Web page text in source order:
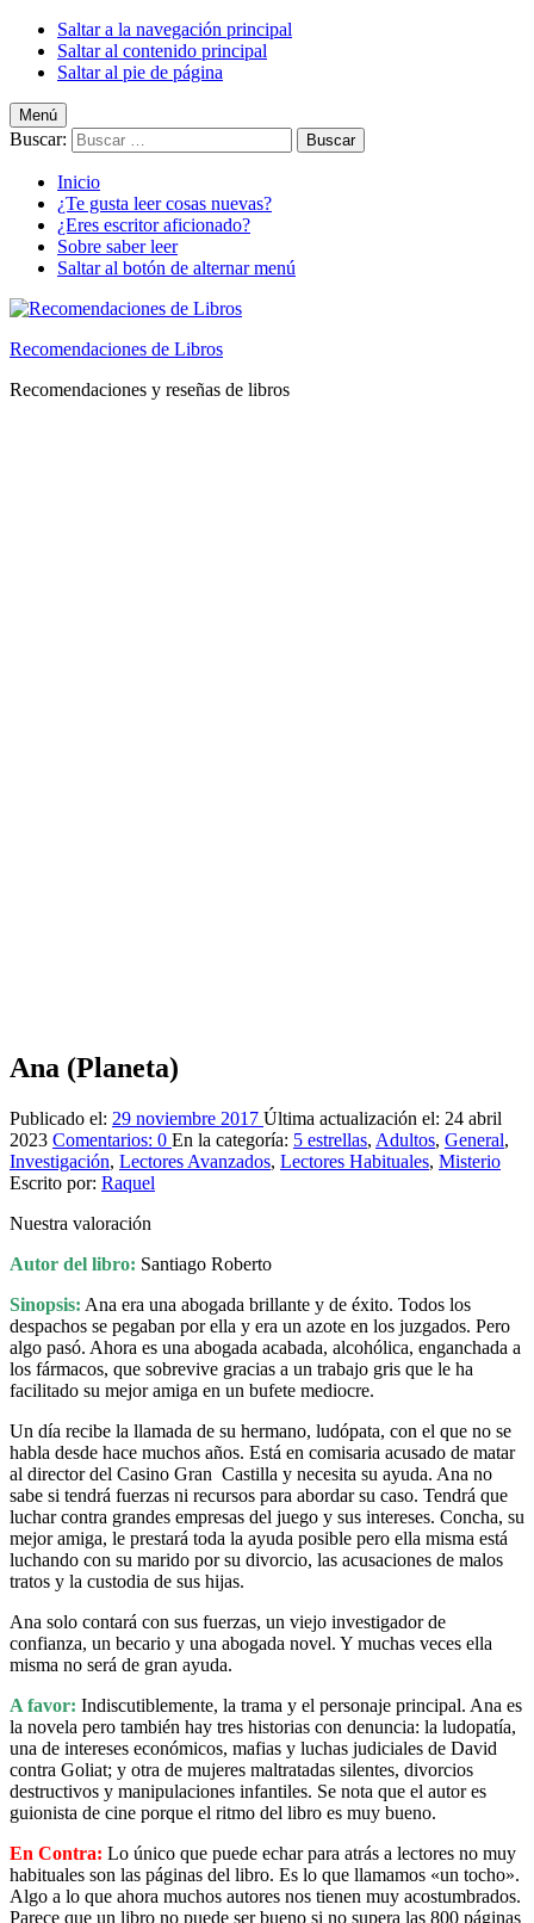
Saltar a la navegación principal
Saltar al contenido principal
Saltar al pie de página
Menú
Buscar:
Inicio
¿Te gusta leer cosas nuevas?
¿Eres escritor aficionado?
Sobre saber leer
Saltar al botón de alternar menú
Recomendaciones de Libros
Recomendaciones y reseñas de libros
Ana (Planeta)
Publicado el: 29 noviembre 2017 Última actualización el: 24 abril
2023 Comentarios: 0 En la categoría: 5 estrellas, Adultos, General,
Investigación, Lectores Avanzados, Lectores Habituales, Misterio
Escrito por: Raquel
Nuestra valoración
Autor del libro: Santiago Roberto
Sinopsis: Ana era una abogada brillante y de éxito. Todos los
despachos se pegaban por ella y era un azote en los juzgados. Pero
algo pasó. Ahora es una abogada acabada, alcohólica, enganchada a
los fármacos, que sobrevive gracias a un trabajo gris que le ha
facilitado su mejor amiga en un bufete mediocre.
Un día recibe la llamada de su hermano, ludópata, con el que no se
habla desde hace muchos años. Está en comisaria acusado de matar
al director del Casino Gran Castilla y necesita su ayuda. Ana no
sabe si tendrá fuerzas ni recursos para abordar su caso. Tendrá que
luchar contra grandes empresas del juego y sus intereses. Concha, su
mejor amiga, le prestará toda la ayuda posible pero ella misma está
luchando con su marido por su divorcio, las acusaciones de malos
tratos y la custodia de sus hijas.
Ana solo contará con sus fuerzas, un viejo investigador de
confianza, un becario y una abogada novel. Y muchas veces ella
misma no será de gran ayuda.
A favor: Indiscutiblemente, la trama y el personaje principal. Ana es
la novela pero también hay tres historias con denuncia: la ludopatía,
una de intereses económicos, mafias y luchas judiciales de David
contra Goliat; y otra de mujeres maltratadas silentes, divorcios
destructivos y manipulaciones infantiles. Se nota que el autor es
guionista de cine porque el ritmo del libro es muy bueno.
En Contra: Lo único que puede echar para atrás a lectores no muy
habituales son las páginas del libro. Es lo que llamamos «un tocho».
Algo a lo que ahora muchos autores nos tienen muy acostumbrados.
Parece que un libro no puede ser bueno si no supera las 800 páginas